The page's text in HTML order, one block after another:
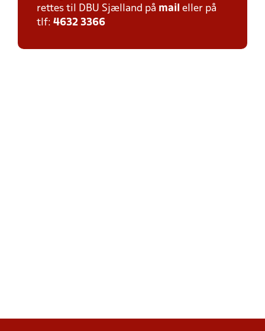
rettes til DBU Sjælland på mail eller på
tlf: 4632 3366